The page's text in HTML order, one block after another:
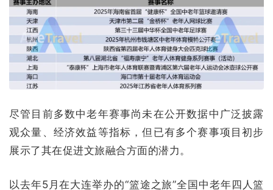
尽管目前多数中老年赛事尚未在公开数据中广泛披露
观众量、经济效益等指标，但已有多个赛事项目初步
展示了其在促进文旅融合方面的潜力。
以去年5月在大连举办的“篮途之旅”全国中老年四人篮